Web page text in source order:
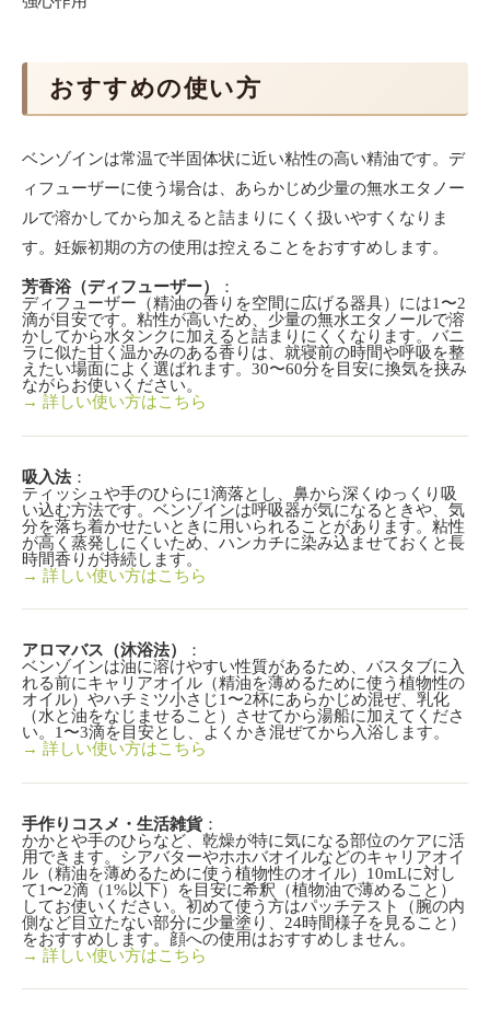
おすすめの使い方
ベンゾインは常温で半固体状に近い粘性の高い精油です。デ
ィフューザーに使う場合は、あらかじめ少量の無水エタノー
ルで溶かしてから加えると詰まりにくく扱いやすくなりま
す。妊娠初期の方の使用は控えることをおすすめします。
芳香浴（ディフューザー）
：
ディフューザー（精油の香りを空間に広げる器具）には1〜2
滴が目安です。粘性が高いため、少量の無水エタノールで溶
かしてから水タンクに加えると詰まりにくくなります。バニ
ラに似た甘く温かみのある香りは、就寝前の時間や呼吸を整
えたい場面によく選ばれます。30〜60分を目安に換気を挟み
ながらお使いください。
→ 詳しい使い方はこちら
吸入法：
ティッシュや手のひらに1滴落とし、鼻から深くゆっくり吸
い込む方法です。ベンゾインは呼吸器が気になるときや、気
分を落ち着かせたいときに用いられることがあります。粘性
が高く蒸発しにくいため、ハンカチに染み込ませておくと長
時間香りが持続します。
→ 詳しい使い方はこちら
アロマバス（沐浴法）
：
ベンゾインは油に溶けやすい性質があるため、バスタブに入
れる前にキャリアオイル（精油を薄めるために使う植物性の
オイル）やハチミツ小さじ1〜2杯にあらかじめ混ぜ、乳化
（水と油をなじませること）させてから湯船に加えてくださ
い。1〜3滴を目安とし、よくかき混ぜてから入浴します。
→ 詳しい使い方はこちら
手作りコスメ・生活雑貨：
かかとや手のひらなど、乾燥が特に気になる部位のケアに活
用できます。シアバターやホホバオイルなどのキャリアオイ
ル（精油を薄めるために使う植物性のオイル）10mLに対し
て1〜2滴（1%以下）を目安に希釈（植物油で薄めること）
してお使いください。初めて使う方はパッチテスト（腕の内
側など目立たない部分に少量塗り、24時間様子を見ること）
をおすすめします。顔への使用はおすすめしません。
→ 詳しい使い方はこちら
キーワード＆データ
ストーリー
植物の特徴
効果・効能
心への作用
主な作用一覧
おすすめの使い方
精油のブレンド
商品のご案内